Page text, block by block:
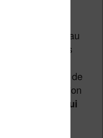
de vis à
à un nouveau
que tous
le
en fin de
d’utilisation
chose qui
autres